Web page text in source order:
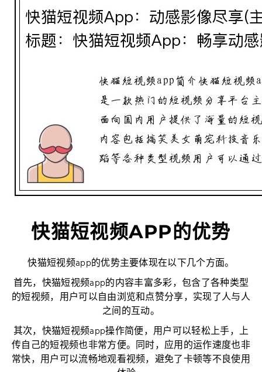
快猫短视频APP的优势
快猫短视频app的优势主要体现在以下几个方面。
首先，快猫短视频app的内容丰富多彩，包含了各种类型
的短视频，用户可以自由浏览和点赞分享，实现了人与人
之间的互动。
其次，快猫短视频app操作简便，用户可以轻松上手，上
传自己的短视频也非常方便。同时，应用的运作速度也非
常快，用户可以流畅地观看视频，避免了卡顿等不良使用